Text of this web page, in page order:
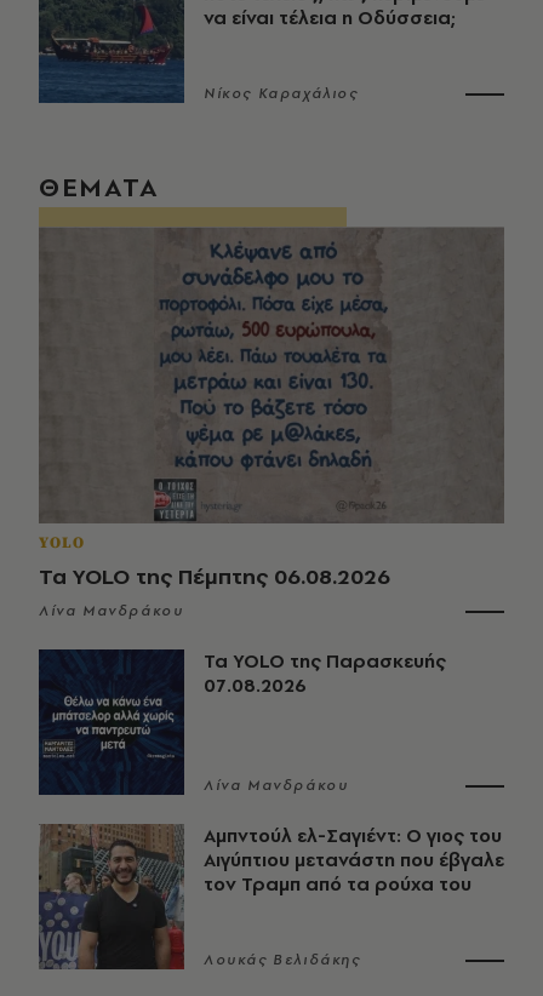
να είναι τέλεια η Οδύσσεια;
Νίκος Καραχάλιος
ΘΕΜΑΤΑ
YOLO
Τα YOLO της Πέμπτης 06.08.2026
Λίνα Μανδράκου
Τα YOLO της Παρασκευής
07.08.2026
Λίνα Μανδράκου
Αμπντούλ ελ-Σαγιέντ: Ο γιος του
Αιγύπτιου μετανάστη που έβγαλε
τον Τραμπ από τα ρούχα του
Λουκάς Βελιδάκης